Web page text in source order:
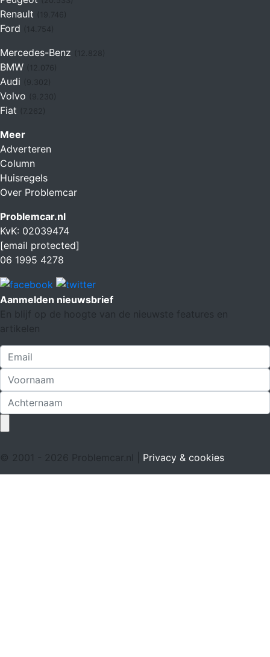
Renault (19.746)
Ford (14.754)
Mercedes-Benz
BMW (12.076)
Audi
Volvo
Fiat (7.262)
Meer
Adverteren
Column
Huisregels
Over Problemcar
Problemcar.nl
KvK: 02039474
[email protected]
06 1995 4278
Aanmelden nieuwsbrief
En blijf op de hoogte van de nieuwste features en
artikelen
© 2001 - 2026 Problemcar.nl | Privacy & cookies